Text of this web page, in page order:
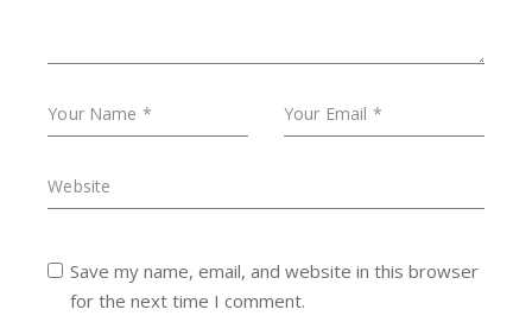
Save my name, email, and website in this browser
for the next time I comment.